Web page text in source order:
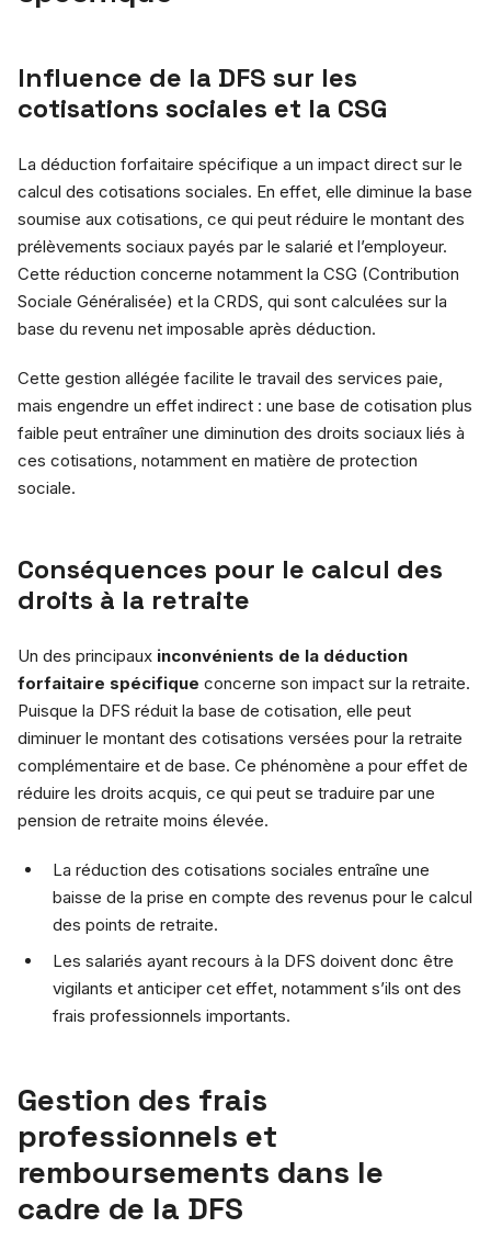
Influence de la DFS sur les
cotisations sociales et la CSG
La déduction forfaitaire spécifique a un impact direct sur le
calcul des cotisations sociales. En effet, elle diminue la base
soumise aux cotisations, ce qui peut réduire le montant des
prélèvements sociaux payés par le salarié et l’employeur.
Cette réduction concerne notamment la CSG (Contribution
Sociale Généralisée) et la CRDS, qui sont calculées sur la
base du revenu net imposable après déduction.
Cette gestion allégée facilite le travail des services paie,
mais engendre un effet indirect : une base de cotisation plus
faible peut entraîner une diminution des droits sociaux liés à
ces cotisations, notamment en matière de protection
sociale.
Conséquences pour le calcul des
droits à la retraite
Un des principaux inconvénients de la déduction
forfaitaire spécifique concerne son impact sur la retraite.
Puisque la DFS réduit la base de cotisation, elle peut
diminuer le montant des cotisations versées pour la retraite
complémentaire et de base. Ce phénomène a pour effet de
réduire les droits acquis, ce qui peut se traduire par une
pension de retraite moins élevée.
La réduction des cotisations sociales entraîne une
baisse de la prise en compte des revenus pour le calcul
des points de retraite.
Les salariés ayant recours à la DFS doivent donc être
vigilants et anticiper cet effet, notamment s’ils ont des
frais professionnels importants.
Gestion des frais
professionnels et
remboursements dans le
cadre de la DFS